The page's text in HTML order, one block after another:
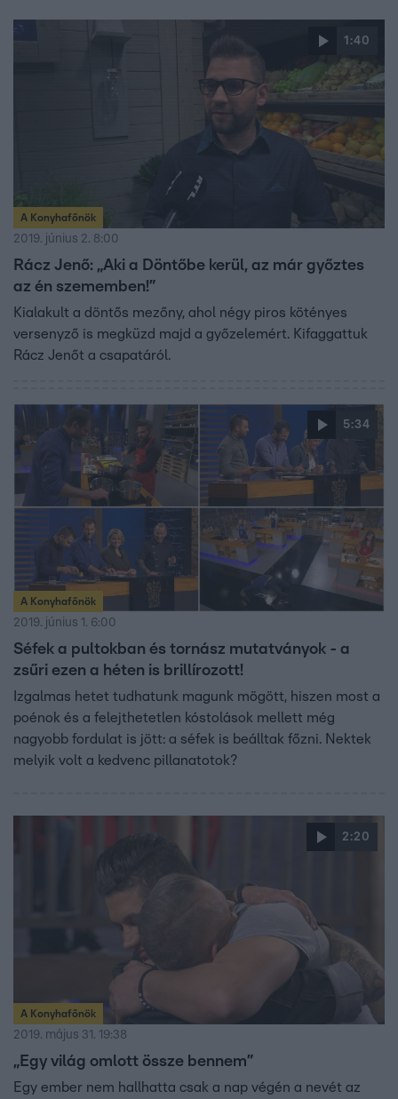
1:40
A Konyhafőnök
2019. június 2. 8:00
Rácz Jenő: „Aki a Döntőbe kerül, az már győztes
az én szememben!”
Kialakult a döntős mezőny, ahol négy piros kötényes
versenyző is megküzd majd a győzelemért. Kifaggattuk
Rácz Jenőt a csapatáról.
5:34
A Konyhafőnök
2019. június 1. 6:00
Séfek a pultokban és tornász mutatványok - a
zsűri ezen a héten is brillírozott!
Izgalmas hetet tudhatunk magunk mögött, hiszen most a
poénok és a felejthetetlen kóstolások mellett még
nagyobb fordulat is jött: a séfek is beálltak főzni. Nektek
melyik volt a kedvenc pillanatotok?
2:20
A Konyhafőnök
2019. május 31. 19:38
„Egy világ omlott össze bennem”
Egy ember nem hallhatta csak a nap végén a nevét az